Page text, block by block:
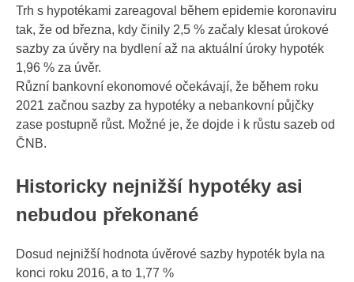
Trh s hypotékami zareagoval během epidemie koronaviru
tak, že od března, kdy činily 2,5 % začaly klesat úrokové
sazby za úvěry na bydlení až na aktuální úroky hypoték
1,96 % za úvěr.
Různí bankovní ekonomové očekávají, že během roku
2021 začnou sazby za hypotéky a nebankovní půjčky
zase postupně růst. Možné je, že dojde i k růstu sazeb od
ČNB.
Historicky nejnižší hypotéky asi
nebudou překonané
Dosud nejnižší hodnota úvěrové sazby hypoték byla na
konci roku 2016, a to 1,77 %